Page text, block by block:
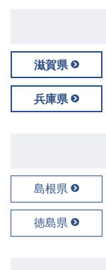
滋賀県
兵庫県
島根県
徳島県